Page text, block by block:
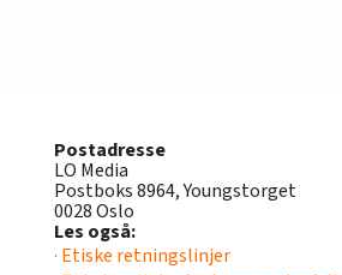
Postadresse
LO Media
Postboks 8964, Youngstorget
0028 Oslo
Les også:
· Etiske retningslinjer